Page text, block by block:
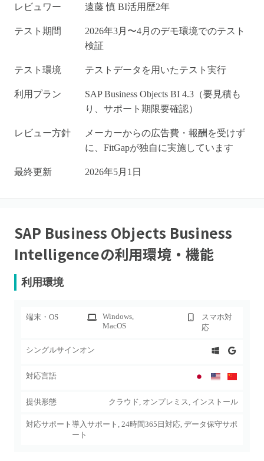
レビュワー 遠藤 慎 BI活用歴2年
テスト期間
2026年3月〜4月のデモ環境でのテスト
検証
テスト環境 テストデータを用いたテスト実行
利用プラン
SAP Business Objects BI 4.3（要見積も
り、サポート期限要確認）
レビュー方針
メーカーからの広告費・報酬を受けず
に、FitGapが独自に実施しています
最終更新 2026年5月1日
SAP Business Objects Business
Intelligenceの利用環境・機能
利用環境
端末・OS Windows
MacOS
スマホ対
応
シングルサインオン
対応言語
提供形態 クラウド, オンプレミス, インストール
対応サポート 導入サポート, 24時間365日対応, データ保守サポ
ート